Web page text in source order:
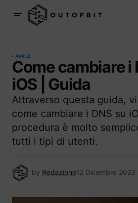
APPLE
Come cambiare i
iOS | Guida
Attraverso questa guida,
come cambiare i DNS su
procedura è molto
tutti i tipi di utenti.
by Redazione12 Dicembre 2023